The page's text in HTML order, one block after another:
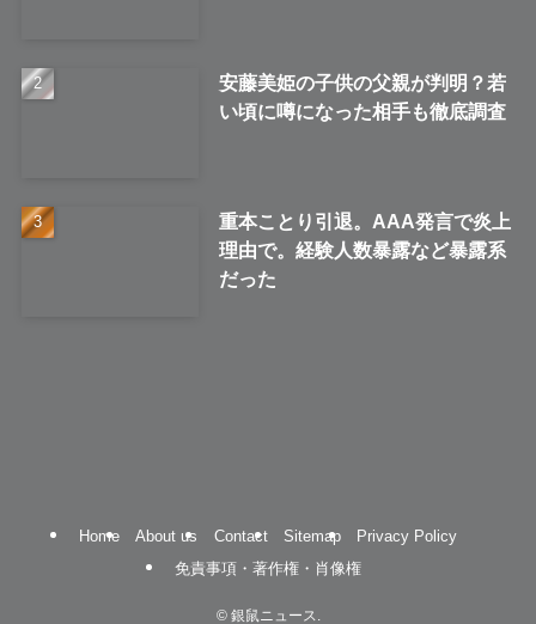
安藤美姫の子供の父親が判明？若
い頃に噂になった相手も徹底調査
重本ことり引退。AAA発言で炎上
理由で。経験人数暴露など暴露系
だった
Home About us Contact Sitemap
Privacy Policy
免責事項・著作権・肖像権
©銀鼠ニュース.